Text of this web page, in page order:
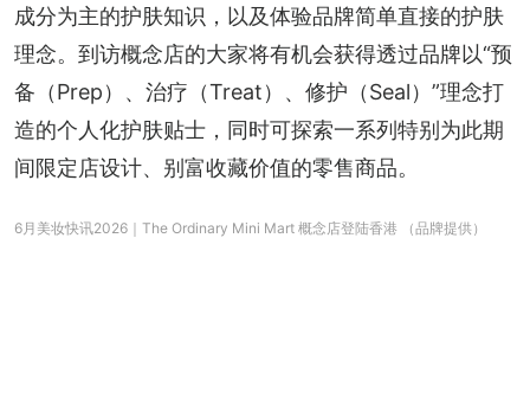
成分为主的护肤知识，以及体验品牌简单直接的护肤
理念。到访概念店的大家将有机会获得透过品牌以“预
备（Prep）、治疗（Treat）、修护（Seal）”理念打
造的个人化护肤贴士，同时可探索一系列特别为此期
间限定店设计、别富收藏价值的零售商品。
6月美妆快讯2026｜The Ordinary Mini Mart 概念店登陆香港 （品牌提供）